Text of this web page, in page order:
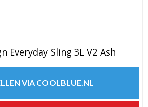
Everyday Sling 3L V2 Ash
VIA COOLBLUE.NL